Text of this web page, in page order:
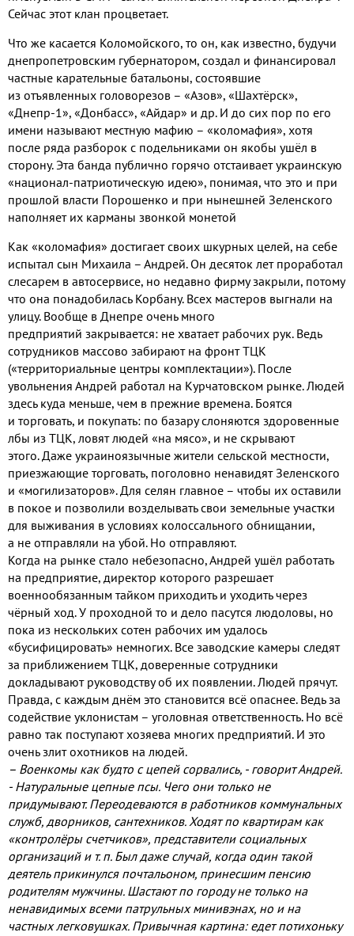
Сейчас этот клан процветает.
Что же касается Коломойского, то он, как известно, будучи
днепропетровским губернатором, создал и финансировал
частные карательные батальоны, состоявшие
из отъявленных головорезов – «Азов», «Шахтёрск»,
«Днепр-1», «Донбасс», «Айдар» и др. И до сих пор по его
имени называют местную мафию – «коломафия», хотя
после ряда разборок с подельниками он якобы ушёл в
сторону.Эта банда публично горячо отстаивает украинскую
«национал-патриотическую идею», понимая, что это и при
прошлой власти Порошенко и при нынешней Зеленского
наполняет их карманы звонкой монетой
Как «коломафия» достигает своих шкурных целей, на себе
испытал сын Михаила – Андрей.Он десяток лет проработал
слесарем в автосервисе, но недавно фирму закрыли, потому
что она понадобилась Корбану. Всех мастеров выгнали на
улицу. Вообще в Днепре очень много
предприятий закрывается: не хватает рабочих рук. Ведь
сотрудников массово забирают на фронт ТЦК
(«территориальные центры комплектации»). После
увольнения Андрей работал на Курчатовском рынке. Людей
здесь куда меньше, чем в прежние времена. Боятся
и торговать, и покупать: по базару слоняются здоровенные
лбы из ТЦК, ловят людей «на мясо», и не скрывают
этого. Даже украиноязычные жители сельской местности,
приезжающие торговать, поголовно ненавидят Зеленского
и «могилизаторов». Для селян главное – чтобы их оставили
в покое и позволили возделывать свои земельные участки
для выживания в условиях колоссального обнищании,
а не отправляли на убой. Но отправляют.
Когда на рынке стало небезопасно,Андрей ушёл работать
на предприятие, директор которого разрешает
военнообязанным тайком приходить и уходить через
чёрный ход.У проходной то и дело пасутся людоловы, но
пока из нескольких сотен рабочих им удалось
«бусифицировать» немногих. Все заводские камеры следят
за приближением ТЦК, доверенные сотрудники
докладывают руководству об их появлении. Людей прячут.
Правда, с каждым днём это становится всё опаснее. Ведь за
содействие уклонистам – уголовная ответственность. Но всё
равно так поступают хозяева многих предприятий. И это
очень злит охотников на людей.
– Военкомы как будто с цепей сорвались, - говорит Андрей.
- Натуральные цепные псы. Чего они только не
придумывают.Переодеваются в работников коммунальных
служб, дворников, сантехников. Ходят по квартирам как
«контролёры счетчиков», представители социальных
организаций и т.п. Был даже случай, когда один такой
деятель прикинулся почтальоном, принесшим пенсию
родителям мужчины. Шастают по городу не только на
ненавидимых всеми патрульных минивэнах, но и на
частных легковушках. Привычная картина: едет потихоньку